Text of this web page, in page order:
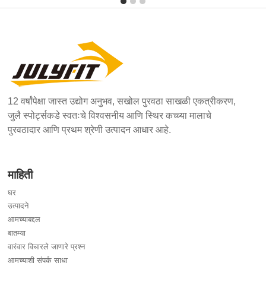
12 वर्षांपेक्षा जास्त उद्योग अनुभव, सखोल पुरवठा साखळी एकत्रीकरण,
जुलै स्पोर्ट्सकडे स्वतःचे विश्वसनीय आणि स्थिर कच्च्या मालाचे
पुरवठादार आणि प्रथम श्रेणी उत्पादन आधार आहे.
माहिती
घर
उत्पादने
आमच्याबद्दल
बातम्या
वारंवार विचारले जाणारे प्रश्न
आमच्याशी संपर्क साधा